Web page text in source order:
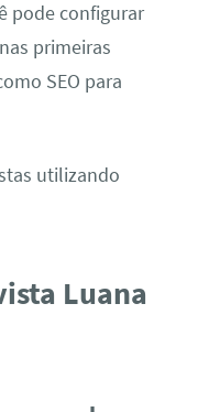
pode configurar
primeiras
SEO para
utilizando
Luana